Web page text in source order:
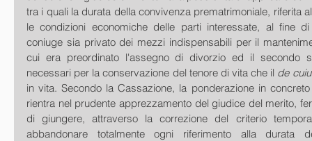
tra i quali la durata della convivenza prematrimoniale, riferita
le condizioni economiche delle parti interessate, al fine
coniuge sia privato dei mezzi indispensabili per il
cui era preordinato l'assegno di divorzio ed il secondo
necessari per la conservazione del tenore di vita che il de
in vita. Secondo la Cassazione, la ponderazione in
rientra nel prudente apprezzamento del giudice del merito,
di giungere, attraverso la correzione del criterio
abbandonare totalmente ogni riferimento alla durata